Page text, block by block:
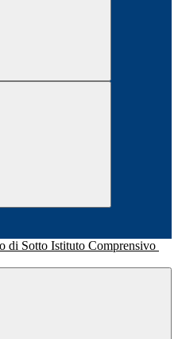
Istituto Comprensivo